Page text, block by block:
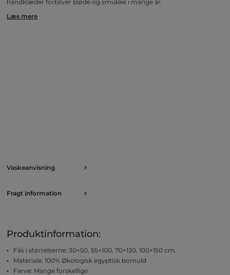
håndklæder forbliver bløde og smukke i mange år.
Læs mere
Vaskeanvisning
Fragt information
Produktinformation:
Fås i størrelserne: 30×50, 55×100, 70×130, 100×150 cm.
Materiale: 100% Økologisk egyptisk bomuld
Farve: Mange forskellige